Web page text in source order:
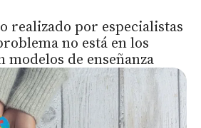
realizado por especialistas
no está en los
modelos de enseñanza